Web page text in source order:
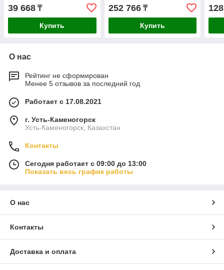
39 668 ₸
Купить
252 766₸
Купить
О нас
Рейтинг не сформирован
Менее 5 отзывов за последний год
Работает с 17.08.2021
г. Усть-Каменогорск
Усть-Каменогорск, Казахстан
Контакты
Сегодня работает с 09:00 до 13:00
Показать весь график работы
О нас
Контакты
Доставка и оплата